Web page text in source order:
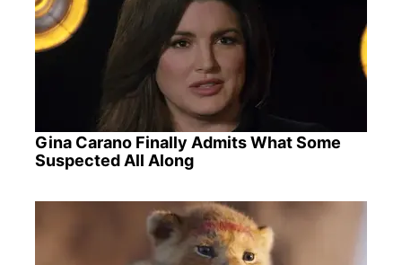
Gina Carano Finally Admits What Some
Suspected All Along